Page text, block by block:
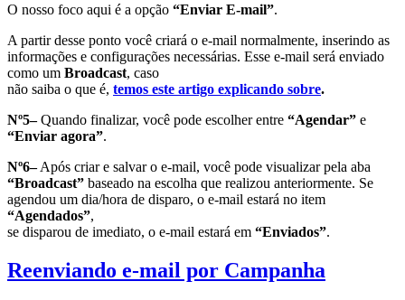
O nosso foco aqui é a opção “Enviar E-mail”.
A partir desse ponto você criará o e-mail normalmente, inserindo as
informações e configurações necessárias. Esse e-mail será enviado
como um Broadcast, caso
não saiba o que é, temos este artigo explicando sobre.
Nº5–Quando finalizar, você pode escolher entre “Agendar” e
“Enviar agora”.
Nº6–Após criar e salvar o e-mail, você pode visualizar pela aba
“Broadcast” baseado na escolha que realizou anteriormente. Se
agendou um dia/hora de disparo, o e-mail estará no item
“Agendados”,
se disparou de imediato, o e-mail estará em “Enviados”.
Reenviando e-mail por Campanha